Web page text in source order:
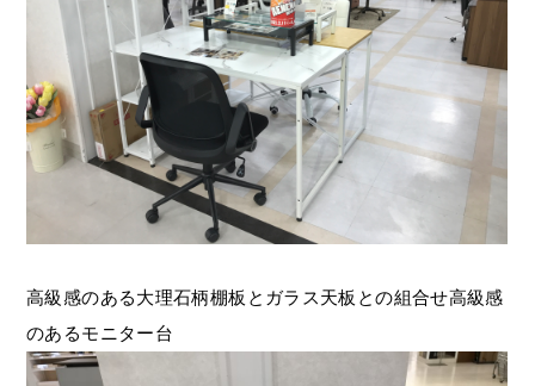
高級感のある大理石柄棚板とガラス天板との組合せ高級感
のあるモニター台